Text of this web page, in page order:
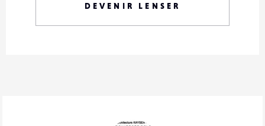
DEVENIR LENSER